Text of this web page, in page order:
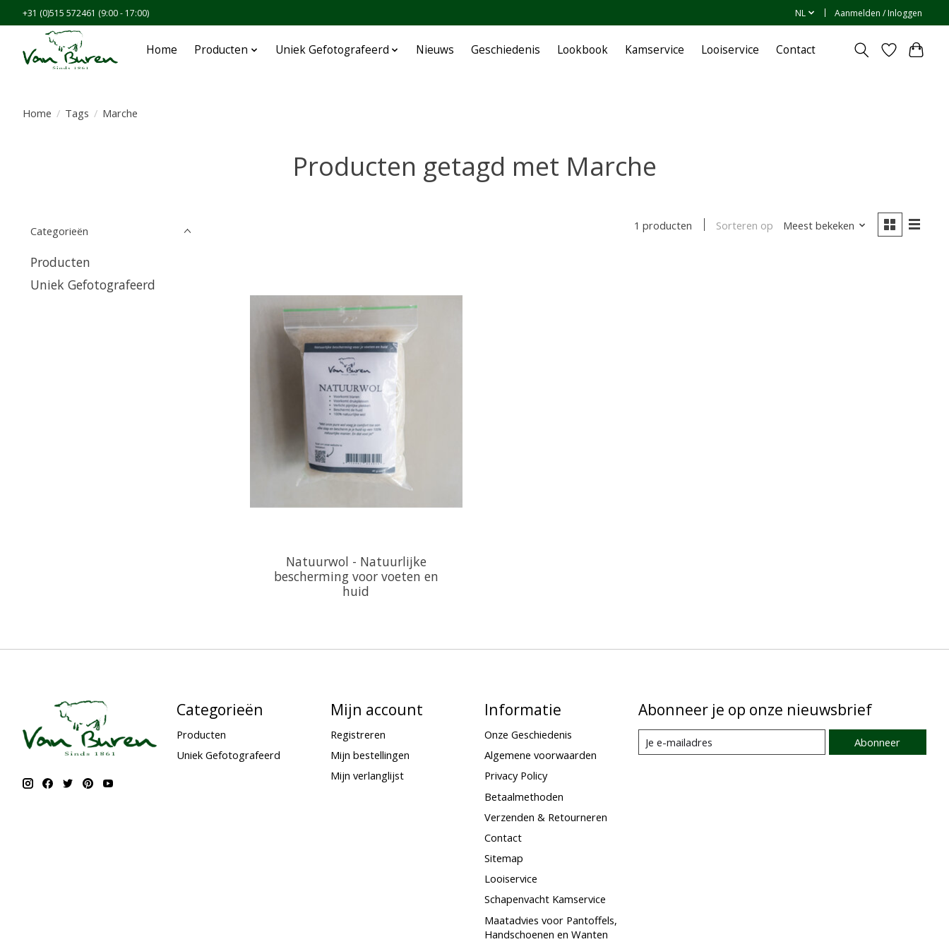
+31 (0)515 572461 (9:00 - 17:00) NL Aanmelden / Inloggen
Home Producten Uniek Gefotografeerd Nieuws Geschiedenis Lookbook Kamservice Looiservice Contact
Home / Tags / Marche
Producten getagd met Marche
Categorieën
Producten
Uniek Gefotografeerd
1 producten Sorteren op Meest bekeken
Natuurwol - Natuurlijke
bescherming voor voeten en
huid
Categorieën
Producten
Uniek Gefotografeerd
Mijn account
Registreren
Mijn bestellingen
Mijn verlanglijst
Informatie
Onze Geschiedenis
Algemene voorwaarden
Privacy Policy
Betaalmethoden
Verzenden & Retourneren
Contact
Sitemap
Looiservice
Schapenvacht Kamservice
Maatadvies voor Pantoffels,
Handschoenen en Wanten
Abonneer je op onze nieuwsbrief
Abonneer